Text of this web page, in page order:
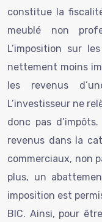
constitue la
meublé non
L’imposition sur
nettement moins
les revenus
L’investisseur ne
donc pas
revenus dans la
commerciaux, non
plus, un
imposition est
BIC. Ainsi, pour